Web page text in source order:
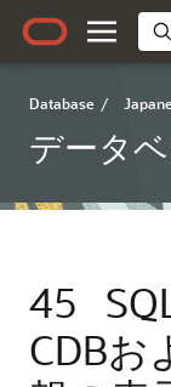
Database /
データ
45
CDBお